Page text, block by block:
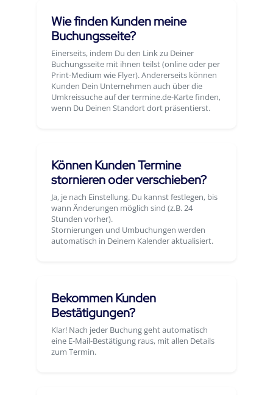
Wie finden Kunden meine
Buchungsseite?
Einerseits, indem Du den Link zu Deiner
Buchungsseite mit ihnen teilst (online oder per
Print-Medium wie Flyer). Andererseits können
Kunden Dein Unternehmen auch über die
Umkreissuche auf der termine.de-Karte finden,
wenn Du Deinen Standort dort präsentierst.
Können Kunden Termine
stornieren oder verschieben?
Ja, je nach Einstellung. Du kannst festlegen, bis
wann Änderungen möglich sind (z.B. 24
Stunden vorher).
Stornierungen und Umbuchungen werden
automatisch in Deinem Kalender aktualisiert.
Bekommen Kunden
Bestätigungen?
Klar! Nach jeder Buchung geht automatisch
eine E-Mail-Bestätigung raus, mit allen Details
zum Termin.